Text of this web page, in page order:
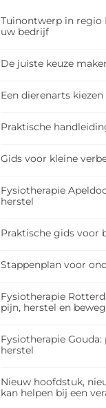
Tuinontwerp in regio
uw bedrijf
De juiste keuze
Een dierenarts
Praktische
Gids voor kleine
Fysiotherapie
herstel
Praktische gids voor
Stappenplan voor
Fysiotherapie
pijn, herstel en
Fysiotherapie
herstel
Nieuw hoofdstuk,
kan helpen bij een